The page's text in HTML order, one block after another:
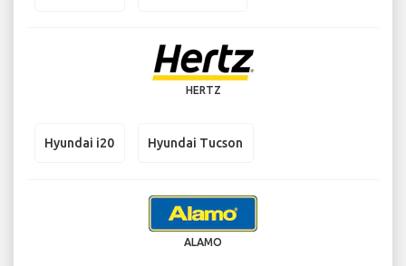
HERTZ
Hyundai i20 Hyundai Tucson
ALAMO